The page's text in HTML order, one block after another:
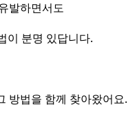
발하면서도
이 분명 있답니다.
방법을 함께 찾아왔어요.